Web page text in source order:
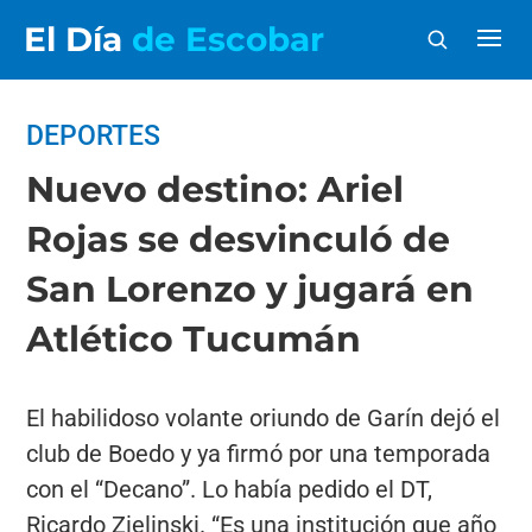
El Día de Escobar
DEPORTES
Nuevo destino: Ariel
Rojas se desvinculó de
San Lorenzo y jugará en
Atlético Tucumán
El habilidoso volante oriundo de Garín dejó el
club de Boedo y ya firmó por una temporada
con el “Decano”. Lo había pedido el DT,
Ricardo Zielinski. “Es una institución que año